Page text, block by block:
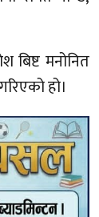
मनोनित
हो।